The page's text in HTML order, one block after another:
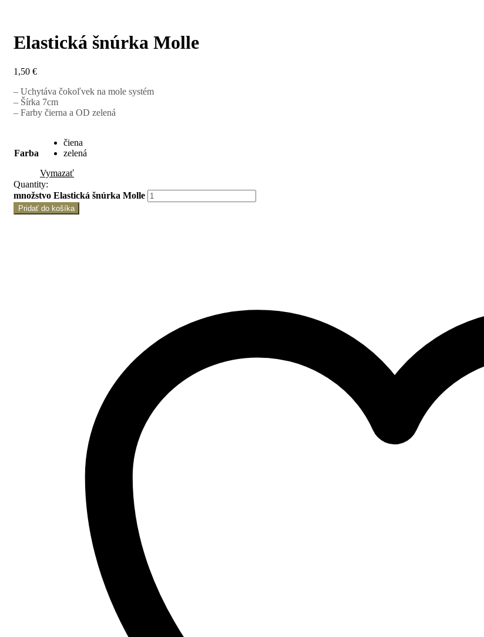
Elastická šnúrka Molle
1,50 €
– Uchytáva čokoľvek na mole systém
– Šírka 7cm
– Farby čierna a OD zelená
Farba
čiena
zelená
Vymazať
Quantity:
množstvo Elastická šnúrka Molle
Pridať do košíka